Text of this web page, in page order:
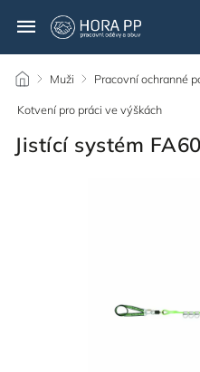
/ Muži / Pracovní ochranné
Kotvení pro práci ve výškách
Jistící systém